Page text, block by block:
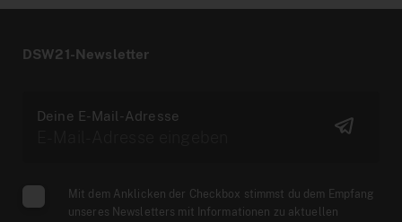
DSW21-Newsletter
Deine E-Mail-Adresse
Mit dem Anklicken der Checkbox stimmst du dem Empfang
unseres Newsletters mit Informationen zu aktuellen